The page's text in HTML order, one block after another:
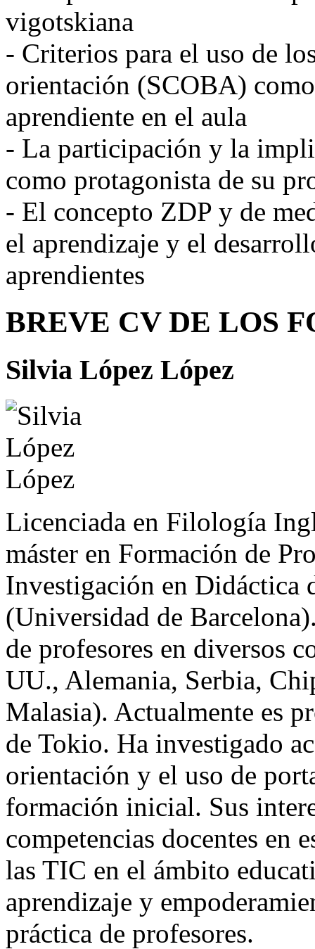
vigotskiana
- Criterios para el uso de
orientación (SCOBA)
aprendiente en el aula
- La participación y la
como protagonista de su
- El concepto ZDP y de
el aprendizaje y el
aprendientes
BREVE CV DE LOS
Silvia López López
Licenciada en Filología
máster en Formación de
Investigación en Didáctica
(Universidad de
de profesores en diversos
UU., Alemania, Serbia,
Malasia). Actualmente es
de Tokio. Ha investigado
orientación y el uso de
formación inicial. Sus
competencias docentes en
las TIC en el ámbito
aprendizaje y
práctica de profesores.